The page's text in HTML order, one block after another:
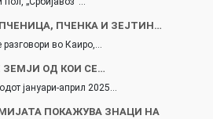
ПЧЕНКА И ЗЕЈТИН…
разговори во Каиро,…
ЗЕМЈИ ОД КОИ СЕ…
јануари-април 2025…
ПОКАЖУВА ЗНАЦИ НА